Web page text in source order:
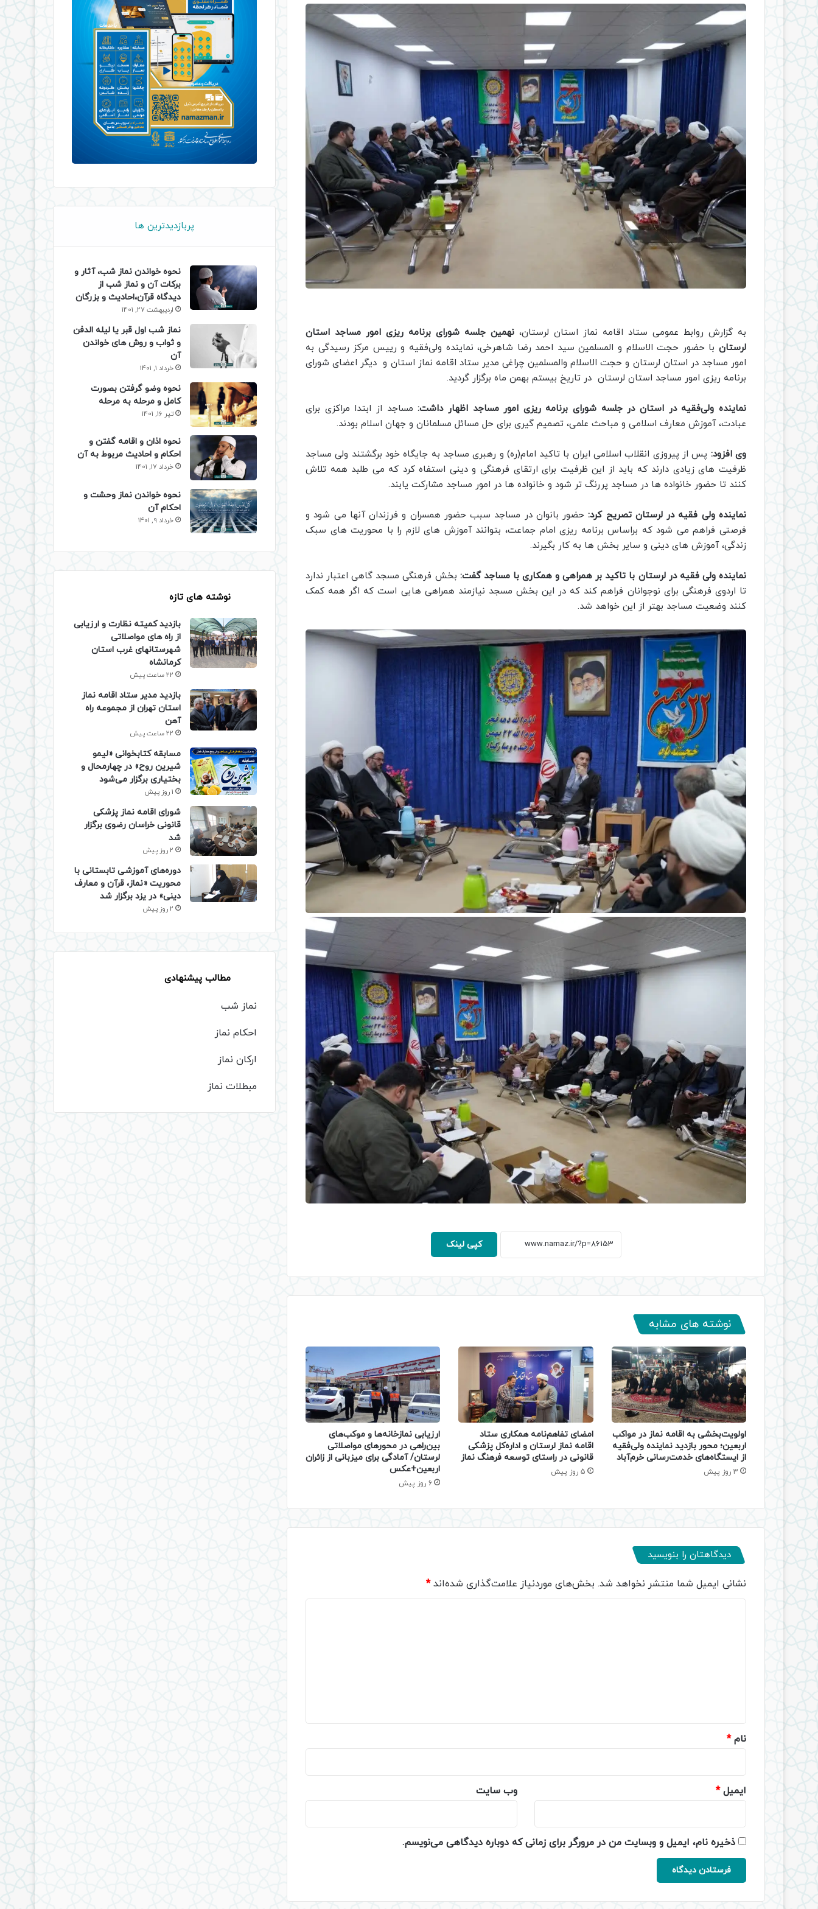
به گزارش روابط عمومی ستاد اقامه نماز استان لرستان، نهمین جلسه شورای برنامه ریزی امور مساجد استان
لرستان با حضور حجت الاسلام و المسلمین سید احمد رضا شاهرخی، نماینده ولی‌فقیه و رییس مرکز رسیدگی به
امور مساجد در استان لرستان و حجت الاسلام والمسلمین چراغی مدیر ستاد اقامه نماز استان و دیگر اعضای شورای
برنامه ریزی امور مساجد استان لرستان در تاریخ بیستم بهمن ماه برگزار گردید.
نماینده ولی‌فقیه در استان در جلسه شورای برنامه ریزی امور مساجد اظهار داشت:مساجد از ابتدا مراکزی برای
عبادت، آموزش معارف اسلامی و مباحث علمی، تصمیم گیری برای حل مسائل مسلمانان و جهان اسلام بودند.
وی افزود: پس از پیروزی انقلاب اسلامی ایران با تاکید امام(ره) و رهبری مساجد به جایگاه خود برگشتند ولی مساجد
ظرفیت های زیادی دارند که باید از این ظرفیت برای ارتقای فرهنگی و دینی استفاه کرد که می طلبد همه تلاش
کنند تا حضور خانواده ها در مساجد پررنگ تر شود و خانواده ها در امور مساجد مشارکت یابند.
نماینده ولی فقیه در لرستان تصریح کرد:حضور بانوان در مساجد سبب حضور همسران و فرزندان آنها می شود و
فرصتی فراهم می شود که براساس برنامه ریزی امام جماعت، بتوانند آموزش های لازم را با محوریت های سبک
زندگی، آموزش های دینی و سایر بخش ها به کار بگیرند.
نماینده ولی فقیه در لرستان با تاکید بر همراهی و همکاری با مساجد گفت: بخش فرهنگی مسجد گاهی اعتبار ندارد
تا اردوی فرهنگی برای نوجوانان فراهم کند که در این بخش مسجد نیازمند همراهی هایی است که اگر همه کمک
کنند وضعیت مساجد بهتر از این خواهد شد.
کپی لینک
نوشته های مشابه
اولویت‌بخشی به اقامه نماز در مواکب
اربعین؛ محور بازدید نماینده ولی‌فقیه
از ایستگاه‌های خدمت‌رسانی خرم‌آباد
3 روز پیش
امضای تفاهم‌نامه همکاری ستاد
اقامه نماز لرستان و اداره‌کل پزشکی
قانونی در راستای توسعه فرهنگ نماز
5 روز پیش
ارزیابی نمازخانه‌ها و موکب‌های
بین‌راهی در محورهای مواصلاتی
لرستان/ آمادگی برای میزبانی از زائران
اربعین+عکس
6 روز پیش
دیدگاهتان را بنویسید
نشانی ایمیل شما منتشر نخواهد شد. بخش‌های موردنیاز علامت‌گذاری شده‌اند*
نام*
ایمیل* وب‌ سایت
ذخیره نام، ایمیل و وبسایت من در مرورگر برای زمانی که دوباره دیدگاهی می‌نویسم.
پربازدیدترین ها
نحوه خواندن نماز شب، آثار و
برکات آن و نماز شب از
دیدگاه قرآن،احادیث و بزرگان
اردیبهشت 27, 1401
نماز شب اول قبر یا لیله الدفن
و ثواب و روش های خواندن
آن
خرداد 1, 1401
نحوه وضو گرفتن بصورت
کامل و مرحله به مرحله
تیر 16, 1401
نحوه اذان و اقامه گفتن و
احکام و احادیث مربوط به آن
خرداد 17, 1401
نحوه خواندن نماز وحشت و
احکام آن
خرداد 9, 1401
نوشته های تازه
بازدید کمیته نظارت و ارزیابی
از راه های مواصلاتی
شهرستانهای غرب استان
کرمانشاه
22 ساعت پیش
بازدید مدیر ستاد اقامه نماز
استان تهران از مجموعه راه
آهن
22 ساعت پیش
مسابقه کتابخوانی «لیمو
شیرین روح» در چهارمحال و
بختیاری برگزار می‌شود
1 روز پیش
شورای اقامه نماز پزشکی
قانونی خراسان رضوی برگزار
شد
2 روز پیش
دوره‌های آموزشی تابستانی با
محوریت «نماز، قرآن و معارف
دینی» در یزد برگزار شد
2 روز پیش
مطالب پیشنهادی
نماز شب
احکام نماز
ارکان نماز
مبطلات نماز